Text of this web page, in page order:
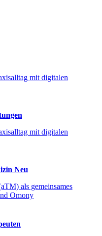
mit digitalen
mit digitalen
Neu
als gemeinsames
Omony